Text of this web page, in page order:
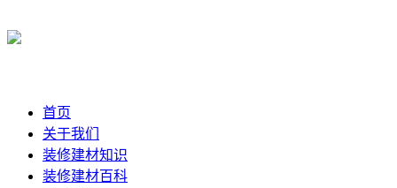
首页
关于我们
装修建材知识
装修建材百科